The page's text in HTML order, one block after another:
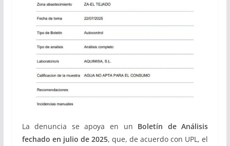
La denuncia se apoya en un Boletín de Análisis
fechado en julio de 2025, que, de acuerdo con UPL, el